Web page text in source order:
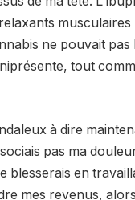
musculaires
ne pouvait pas
tout
à dire
pas ma
blesserais en
mes revenus,